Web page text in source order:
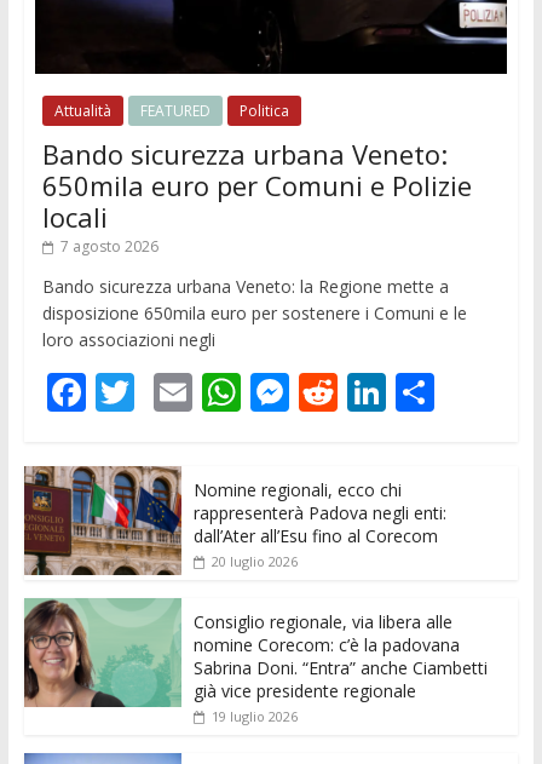
Attualità FEATURED Politica
Bando sicurezza urbana Veneto:
650mila euro per Comuni e Polizie
locali
7 agosto 2026
Bando sicurezza urbana Veneto: la Regione mette a
disposizione 650mila euro per sostenere i Comuni e le
loro associazioni negli
F
e
b
o
o
k
T
itt
er
E
l
W
s
A
p
p
M
ss
e
n
er
R
di
t
Li
k
e
dI
C
di
vi
Nomine regionali, ecco chi
rappresenterà Padova negli enti:
dall’Ater all’Esu fino al Corecom
20 luglio 2026
Consiglio regionale, via libera alle
nomine Corecom: c’è la padovana
Sabrina Doni. “Entra” anche Ciambetti
già vice presidente regionale
19 luglio 2026